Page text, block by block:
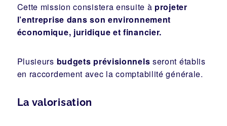
Cette mission consistera ensuite à projeter
l’entreprise dans son environnement
économique, juridique et financier.
Plusieurs budgets prévisionnels seront établis
en raccordement avec la comptabilité générale.
La valorisation